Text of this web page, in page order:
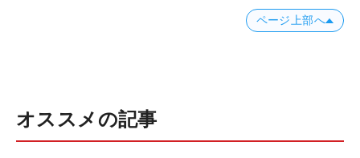
ページ上部へ
オススメの記事